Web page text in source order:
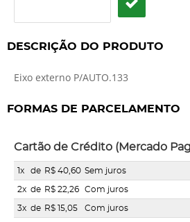
DESCRIÇÃO DO PRODUTO
Eixo externo P/AUTO.133
FORMAS DE PARCELAMENTO
Cartão de Crédito (Mercado
1x de R$ 40,60 Sem juros
2x de R$ 22,26 Com juros
3x de R$ 15,05 Com juros